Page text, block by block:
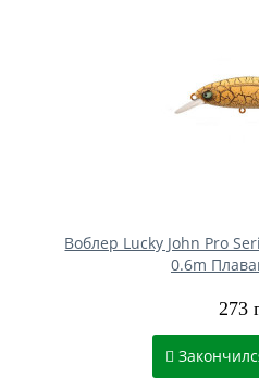
Воблер Lucky John Pro
0.6m
273